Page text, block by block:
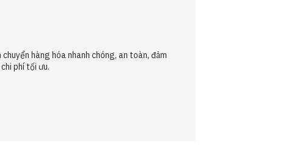
hàng hóa nhanh chóng, an toàn, đảm
phí tối ưu.